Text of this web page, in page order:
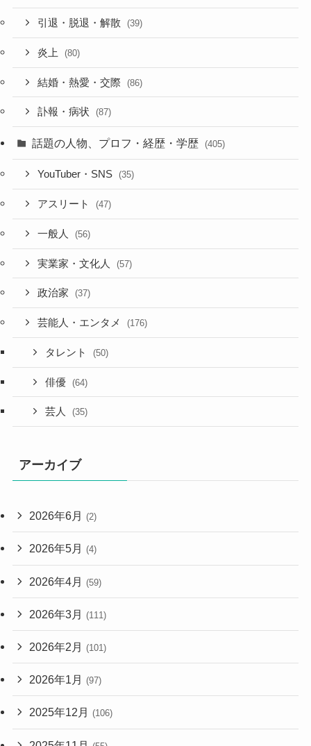
引退・脱退・解散 (39)
炎上 (80)
結婚・熱愛・交際 (86)
訃報・病状 (87)
話題の人物、プロフ・経歴・学歴 (405)
YouTuber・SNS (35)
アスリート (47)
一般人 (56)
実業家・文化人 (57)
政治家 (37)
芸能人・エンタメ (176)
タレント (50)
俳優 (64)
芸人 (35)
アーカイブ
2026年6月 (2)
2026年5月 (4)
2026年4月 (59)
2026年3月 (111)
2026年2月 (101)
2026年1月 (97)
2025年12月 (106)